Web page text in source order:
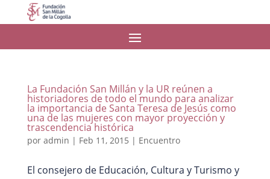
La Fundación San Millán y la UR reúnen a
historiadores de todo el mundo para analizar
la importancia de Santa Teresa de Jesús como
una de las mujeres con mayor proyección y
trascendencia histórica
por admin | Feb 11, 2015 | Encuentro
El consejero de Educación, Cultura y Turismo y